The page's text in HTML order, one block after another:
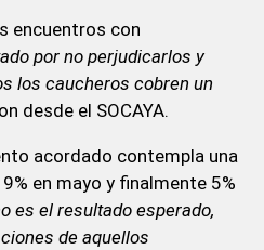
encuentros con
por no perjudicarlos y
los caucheros cobren un
desde el SOCAYA.
acordado contempla una
en mayo y finalmente 5%
es el resultado esperado,
de aquellos